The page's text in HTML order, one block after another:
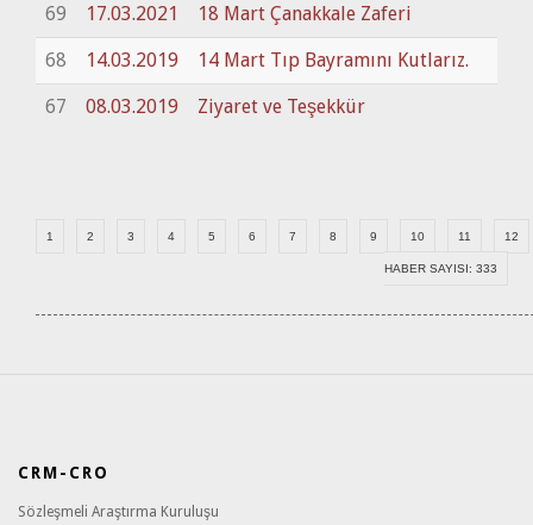
69 17.03.2021 18 Mart Çanakkale Zaferi
68 14.03.2019 14 Mart Tıp Bayramını Kutlarız.
67 08.03.2019 Ziyaret ve Teşekkür
1 2 3 4 5 6 7 8 9 10 11 12
HABER SAYISI: 333
CRM-CRO
Sözleşmeli Araştırma Kuruluşu